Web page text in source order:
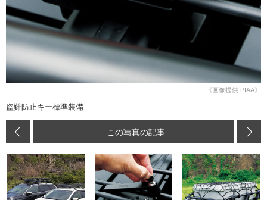
《画像提供 PIAA》
盗難防止キー標準装備
この写真の記事